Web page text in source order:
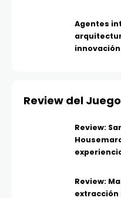
Agentes
innovación
Review del Juego
Review:
Review:
extracción